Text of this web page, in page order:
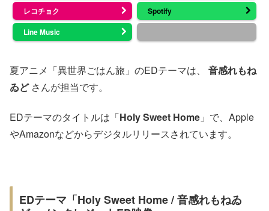
レコチョク
Spotify
Line Music
夏アニメ「異世界ごはん旅」のEDテーマは、 音感れもね
ゐどさんが担当です。
EDテーマのタイトルは「Holy Sweet Home 」で、Apple
やAmazonなどからデジタルリリースされています。
EDテーマ「Holy Sweet Home / 音感れもねゐ